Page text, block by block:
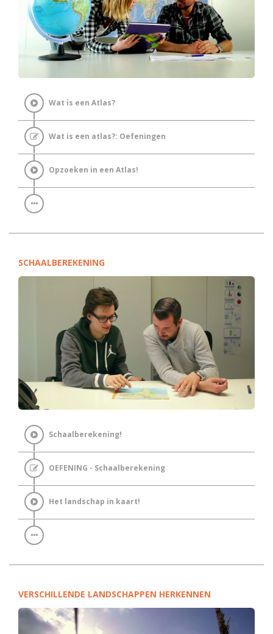
Wat is een Atlas?
Wat is een atlas?: Oefeningen
Opzoeken in een Atlas!
SCHAALBEREKENING
Schaalberekening!
OEFENING - Schaalberekening
Het landschap in kaart!
VERSCHILLENDE LANDSCHAPPEN HERKENNEN